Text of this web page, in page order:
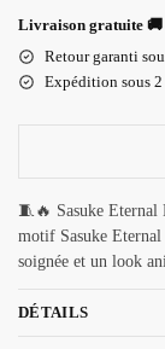
Livraison gratuite 🚚
Retour garanti
Expédition sous
🧵🔥 Sasuke
motif Sasuke
soignée et un look
DÉTAILS